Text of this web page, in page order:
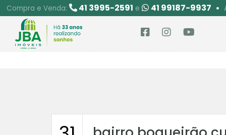
Compra e Venda: 41 3995-2591 e 41 99187-9937